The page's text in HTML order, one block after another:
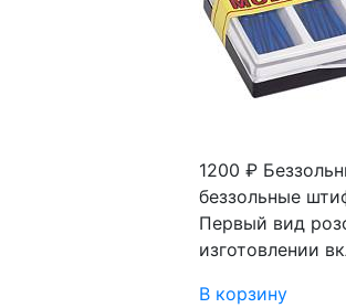
1200 ₽
беззольные
Первый вид
изготовлении
В корзину